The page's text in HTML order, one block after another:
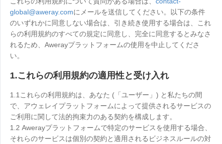
ไทย Tiếng Việt
دولة الإمارات العربية المتحدة
English
Philippines
English
Singapore
Indonesia Қазақстан
Русский
Узбекистан
Русский
Кыргызстан
Русский
global@aweray.comにメールを送信してください。以下の条件
のいずれかに同意しない場合は、引き続き使用する場合は、これ
らの利用規約のすべての規定に同意し、完全に同意するとみなさ
れるため、Awerayプラットフォームの使用を中止してくださ
い。
1.これらの利用規約の適用性と受け入れ
1.1これらの利用規約は、あなた (「ユーザー」) と私たちの間
で、アウェレイプラットフォームによって提供されるサービスの
ご利用に関して法的拘束力のある契約を構成します。
1.2 Awerayプラットフォームで特定のサービスを使用する場合、
それらのサービスは個別の契約と適用されるビジネスルールの対